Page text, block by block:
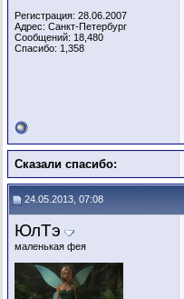
Регистрация: 28.06.2007
Адрес: Санкт-Петербург
Сообщений: 18,480
Спасибо: 1,358
Сказали спасибо:
24.05.2013, 07:08
ЮлТэ
маленькая фея